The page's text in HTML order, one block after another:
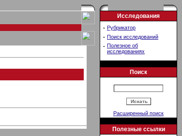
Исследования
· Рубрикатор
· Поиск исследований
· Полезное об
исследованиях
Поиск
Расширенный поиск
Полезные ссылки